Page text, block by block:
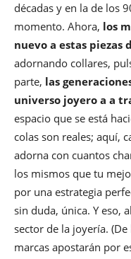
décadas y en la de los
momento. Ahora, los
nuevo a estas piezas
adornando collares,
parte, las
universo joyero a a
espacio que se está
colas son reales; aquí,
adorna con cuantos
los mismos que tu
por una estrategia
sin duda, única. Y eso,
sector de la joyería.
marcas apostarán por